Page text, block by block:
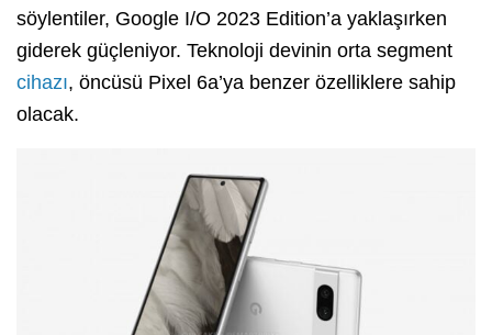
söylentiler, Google I/O 2023 Edition’a yaklaşırken
giderek güçleniyor. Teknoloji devinin orta segment
cihazı, öncüsü Pixel 6a’ya benzer özelliklere sahip
olacak.